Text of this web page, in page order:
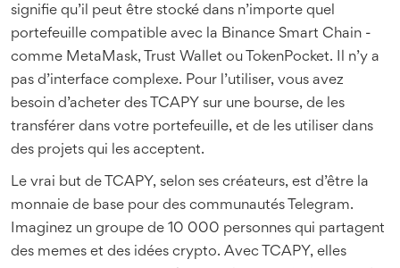
signifie qu’il peut être stocké dans n’importe quel
portefeuille compatible avec la Binance Smart Chain -
comme MetaMask, Trust Wallet ou TokenPocket. Il n’y a
pas d’interface complexe. Pour l’utiliser, vous avez
besoin d’acheter des TCAPY sur une bourse, de les
transférer dans votre portefeuille, et de les utiliser dans
des projets qui les acceptent.
Le vrai but de TCAPY, selon ses créateurs, est d’être la
monnaie de base pour des communautés Telegram.
Imaginez un groupe de 10 000 personnes qui partagent
des memes et des idées crypto. Avec TCAPY, elles